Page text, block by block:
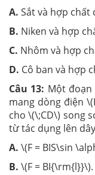
A. Sắt và hợp chất
B. Niken và hợp
C. Nhôm và hợp
D. Cô ban và hợp
Câu 13: Một
mang dòng điện
cho \(\;CD\) song
từ tác dụng lên
A. \(F = BIS\sin
B. \(F = BI{\rm{l}}\).